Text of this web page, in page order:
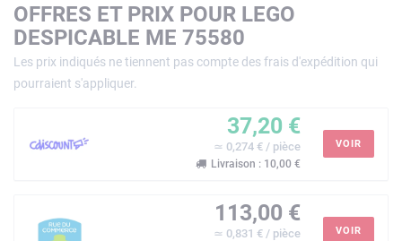
OFFRES ET PRIX POUR LEGO
DESPICABLE ME 75580
Les prix indiqués ne tiennent pas compte des frais d'expédition qui
pourraient s'appliquer.
37,20 €
≃ 0,274 € / pièce
Livraison : 10,00 €
VOIR
113,00 €
≃ 0,831 € / pièce VOIR